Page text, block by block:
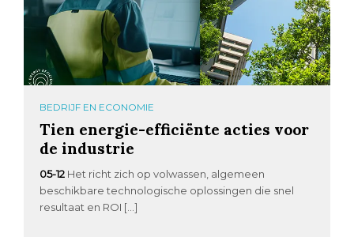
BEDRIJF EN ECONOMIE
Tien energie-efficiënte acties voor
de industrie
05-12 Het richt zich op volwassen, algemeen
beschikbare technologische oplossingen die snel
resultaat en ROI […]